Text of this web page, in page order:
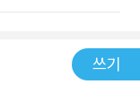
은 통찰이 담겨 있
여 주고 있다. 다
쓰기